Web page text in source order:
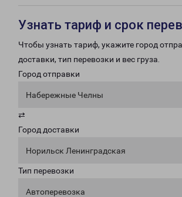
Узнать тариф и срок
Чтобы узнать тариф, укажите город
доставки, тип перевозки и вес груза.
Город отправки
Набережные Челны
⇄
Город доставки
Норильск Ленинградская
Тип перевозки
Автоперевозка